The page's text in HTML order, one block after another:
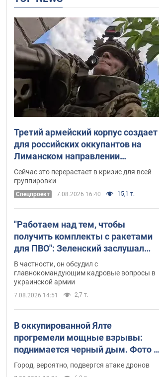
Третий армейский корпус создает
для российских оккупантов на
Лиманском направлении
критический дискомфорт: как это
удалось
Сейчас это перерастает в кризис для всей
группировки
Спецпроект 7.08.2026 16:40 15,1 т.
"Работаем над тем, чтобы
получить комплекты с ракетами
для ПВО": Зеленский заслушал
доклад Драпатого и объявил о
новых мерах
В частности, он обсудил с
главнокомандующим кадровые вопросы в
украинской армии
7.08.2026 14:51 2,7 т.
В оккупированной Ялте
прогремели мощные взрывы:
поднимается черный дым. Фото и
видео
Город, вероятно, подвергся атаке дронов